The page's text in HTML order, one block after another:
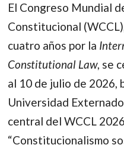
El Congreso Mundial
Constitucional
cuatro años por la
Constitutional Law, se
al 10 de julio de 2026,
Universidad
central del WCCL
“Constitucionalismo